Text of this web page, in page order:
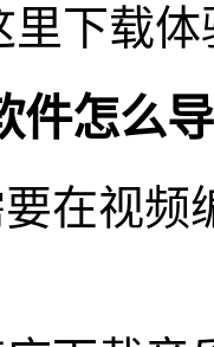
里下载
件怎么
在视